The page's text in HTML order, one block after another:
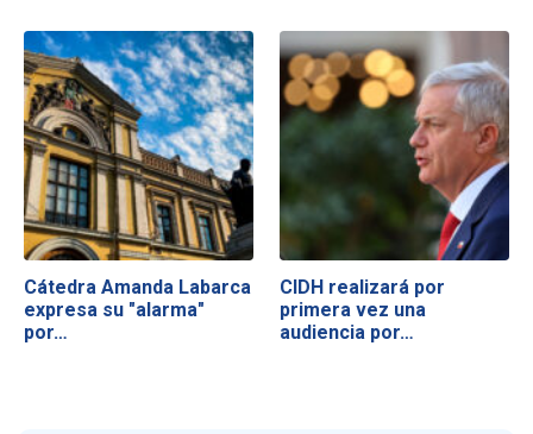
Cátedra Amanda Labarca
expresa su "alarma"
por…
CIDH realizará por
primera vez una
audiencia por…